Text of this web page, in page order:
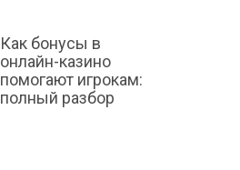
Как бонусы в
онлайн-казино
помогают игрокам:
полный разбор